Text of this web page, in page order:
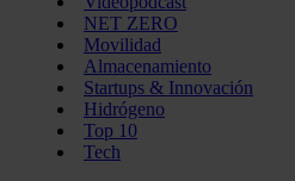
NET ZERO
Movilidad
Almacenamiento
Startups & Innovación
Hidrógeno
Top 10
Tech